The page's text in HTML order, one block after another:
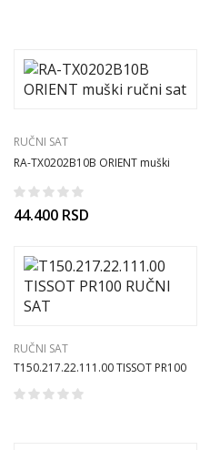
RUČNI SAT
RA-TX0202B10B ORIENT muški
44.400 RSD
RUČNI SAT
T150.217.22.111.00 TISSOT PR100
RUČNI SAT